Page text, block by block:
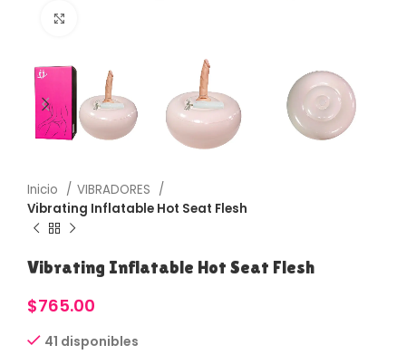
Inicio
VIBRADORES
Vibrating Inflatable Hot Seat Flesh
Vibrating Inflatable Hot Seat Flesh
$765.00
41 disponibles